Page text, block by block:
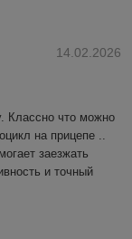
14.02.2026
Классно что можно
на прицепе ..
заезжать
и точный